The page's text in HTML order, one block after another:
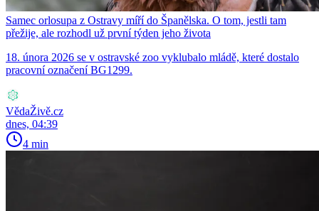
Samec orlosupa z Ostravy míří do Španělska. O tom, jestli tam
přežije, ale rozhodl už první týden jeho života
18. února 2026 se v ostravské zoo vyklubalo mládě, které dostalo
pracovní označení BG1299.
VědaŽivě.cz
dnes, 04:39
4 min